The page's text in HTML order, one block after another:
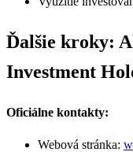
Ďalšie kroky:
Investment
Oficiálne kontakty:
Webová stránka: